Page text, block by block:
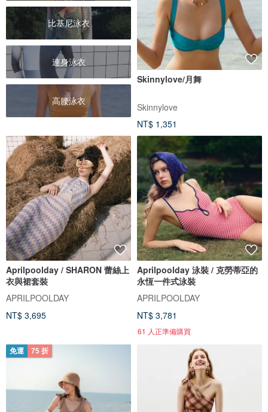
比基尼泳衣
連身泳衣
高腰泳衣
Skinnylove/月舞
Skinnylove
NT$ 1,351
Aprilpoolday / SHARON 蕾絲上
衣與裙套裝
APRILPOOLDAY
NT$ 3,695
Aprilpoolday 泳裝 / 克勞蒂亞的
永恆一件式泳裝
APRILPOOLDAY
NT$ 3,781
61 人正準備購買
免運 75 折